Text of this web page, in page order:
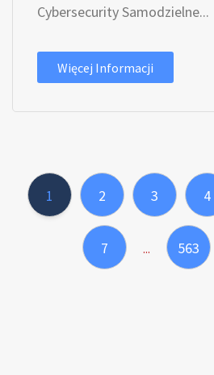
Cybersecurity Samodzielne...
Więcej Informacji
1 2 3 4
7 ... 563